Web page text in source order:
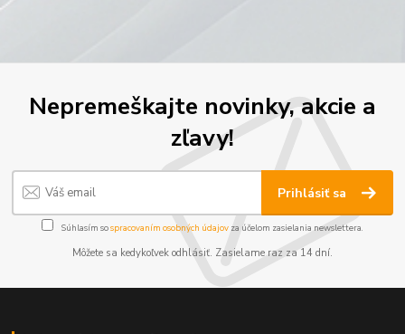
Nepremeškajte novinky, akcie a
zľavy!
Prihlásiť sa
Súhlasím sospracovaním osobných údajov za účelom zasielania newslettera.
Môžete sa kedykoľvek odhlásiť. Zasielame raz za 14 dní.